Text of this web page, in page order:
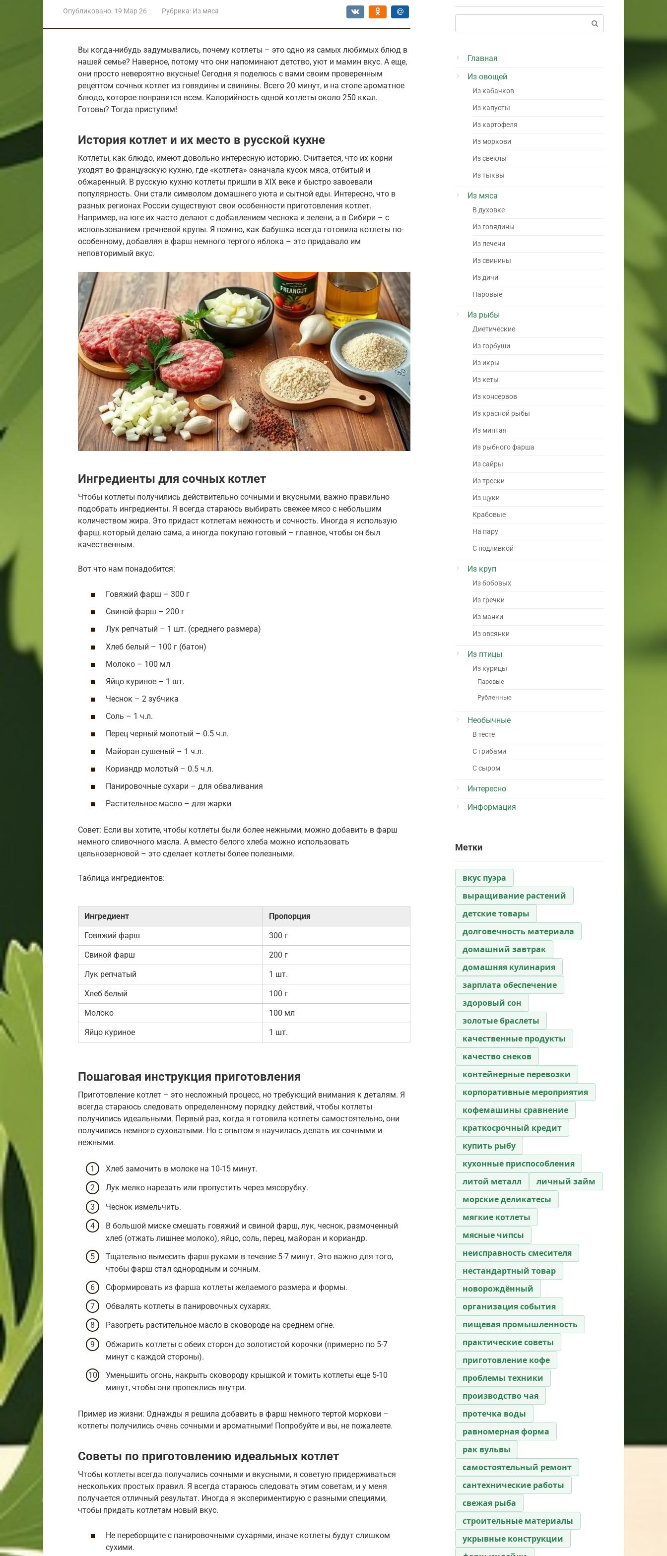
Опубликовано: 19 Мар 26 Рубрика: Из мяса
Вы когда-нибудь задумывались, почему котлеты – это одно из самых любимых блюд в
нашей семье? Наверное, потому что они напоминают детство, уют и мамин вкус. А еще,
они просто невероятно вкусные! Сегодня я поделюсь с вами своим проверенным
рецептом сочных котлет из говядины и свинины. Всего 20 минут, и на столе ароматное
блюдо, которое понравится всем. Калорийность одной котлеты около 250 ккал.
Готовы? Тогда приступим!
История котлет и их место в русской кухне
Котлеты, как блюдо, имеют довольно интересную историю. Считается, что их корни
уходят во французскую кухню, где «котлета» означала кусок мяса, отбитый и
обжаренный. В русскую кухню котлеты пришли в XIX веке и быстро завоевали
популярность. Они стали символом домашнего уюта и сытной еды. Интересно, что в
разных регионах России существуют свои особенности приготовления котлет.
Например, на юге их часто делают с добавлением чеснока и зелени, а в Сибири – с
использованием гречневой крупы. Я помню, как бабушка всегда готовила котлеты по-
особенному, добавляя в фарш немного тертого яблока – это придавало им
неповторимый вкус.
Ингредиенты для сочных котлет
Чтобы котлеты получились действительно сочными и вкусными, важно правильно
подобрать ингредиенты. Я всегда стараюсь выбирать свежее мясо с небольшим
количеством жира. Это придаст котлетам нежность и сочность. Иногда я использую
фарш, который делаю сама, а иногда покупаю готовый – главное, чтобы он был
качественным.
Вот что нам понадобится:
Говяжий фарш – 300 г
Свиной фарш – 200 г
Лук репчатый – 1 шт. (среднего размера)
Хлеб белый – 100 г (батон)
Молоко – 100 мл
Яйцо куриное – 1 шт.
Чеснок – 2 зубчика
Соль – 1 ч.л.
Перец черный молотый – 0.5 ч.л.
Майоран сушеный – 1 ч.л.
Кориандр молотый – 0.5 ч.л.
Панировочные сухари – для обваливания
Растительное масло – для жарки
Совет: Если вы хотите, чтобы котлеты были более нежными, можно добавить в фарш
немного сливочного масла. А вместо белого хлеба можно использовать
цельнозерновой – это сделает котлеты более полезными.
Таблица ингредиентов:
Ингредиент Пропорция
Говяжий фарш 300 г
Свиной фарш 200 г
Лук репчатый 1 шт.
Хлеб белый 100 г
Молоко 100 мл
Яйцо куриное 1 шт.
Пошаговая инструкция приготовления
Приготовление котлет – это несложный процесс, но требующий внимания к деталям. Я
всегда стараюсь следовать определенному порядку действий, чтобы котлеты
получились идеальными. Первый раз, когда я готовила котлеты самостоятельно, они
получились немного суховатыми. Но с опытом я научилась делать их сочными и
нежными.
Хлеб замочить в молоке на 10-15 минут.
Лук мелко нарезать или пропустить через мясорубку.
Чеснок измельчить.
В большой миске смешать говяжий и свиной фарш, лук, чеснок, размоченный
хлеб (отжать лишнее молоко), яйцо, соль, перец, майоран и кориандр.
Тщательно вымесить фарш руками в течение 5-7 минут. Это важно для того,
чтобы фарш стал однородным и сочным.
Сформировать из фарша котлеты желаемого размера и формы.
Обвалять котлеты в панировочных сухарях.
Разогреть растительное масло в сковороде на среднем огне.
Обжарить котлеты с обеих сторон до золотистой корочки (примерно по 5-7
минут с каждой стороны).
Уменьшить огонь, накрыть сковороду крышкой и томить котлеты еще 5-10
минут, чтобы они пропеклись внутри.
Пример из жизни: Однажды я решила добавить в фарш немного тертой моркови –
котлеты получились очень сочными и ароматными! Попробуйте и вы, не пожалеете.
Советы по приготовлению идеальных котлет
Чтобы котлеты всегда получались сочными и вкусными, я советую придерживаться
нескольких простых правил. Я всегда стараюсь следовать этим советам, и у меня
получается отличный результат. Иногда я экспериментирую с разными специями,
чтобы придать котлетам новый вкус.
Не переборщите с панировочными сухарями, иначе котлеты будут слишком
сухими.
Главная
Из овощей
Из кабачков
Из капусты
Из картофеля
Из моркови
Из свеклы
Из тыквы
Из мяса
В духовке
Из говядины
Из печени
Из свинины
Из дичи
Паровые
Из рыбы
Диетические
Из горбуши
Из икры
Из кеты
Из консервов
Из красной рыбы
Из минтая
Из рыбного фарша
Из сайры
Из трески
Из щуки
Крабовые
На пару
С подливкой
Из круп
Из бобовых
Из гречки
Из манки
Из овсянки
Из птицы
Из курицы
Паровые
Рубленные
Необычные
В тесте
С грибами
С сыром
Интересно
Информация
Метки
вкус пуэра
выращивание растений
детские товары
долговечность материала
домашний завтрак
домашняя кулинария
зарплата обеспечение
здоровый сон
золотые браслеты
качественные продукты
качество снеков
контейнерные перевозки
корпоративные мероприятия
кофемашины сравнение
краткосрочный кредит
купить рыбу
кухонные приспособления
литой металл
личный займ
морские деликатесы
мягкие котлеты
мясные чипсы
неисправность смесителя
нестандартный товар
новорождённый
организация события
пищевая промышленность
практические советы
приготовление кофе
проблемы техники
производство чая
протечка воды
равномерная форма
рак вульвы
самостоятельный ремонт
сантехнические работы
свежая рыба
строительные материалы
укрывные конструкции